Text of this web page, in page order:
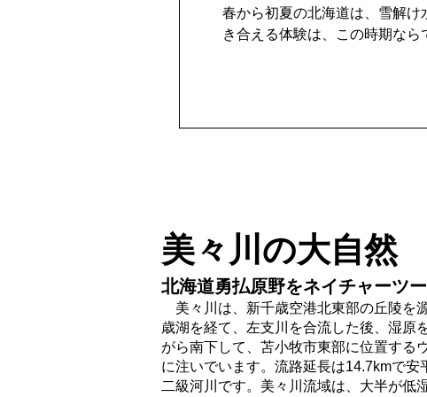
春から初夏の北海道は、雪解け
き合える体験は、この時期なら
美々川の大自然
北海道勇払原野をネイチャーツ
美々川は、新千歳空港北東部の丘陵を
歳湖を経て、左支川を合流した後、湿原
がら南下して、苫小牧市東部に位置する
に注いでいます。流路延長は14.7kmで安
二級河川です。美々川流域は、大半が低